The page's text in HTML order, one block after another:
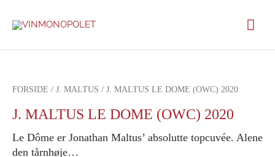
FORSIDE / J. MALTUS / J. MALTUS LE DOME (OWC) 2020
J. MALTUS LE DOME (OWC) 2020
Le Dôme er Jonathan Maltus’ absolutte topcuvée. Alene
den tårnhøje…